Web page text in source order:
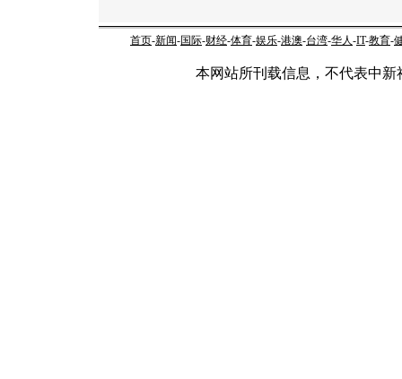
首页-新闻-国际-财经-体育-娱乐-港澳-台湾-华人-IT-教育-
本网站所刊载信息，不代表中